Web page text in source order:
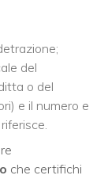
del
o del
e il numero e
che certifichi